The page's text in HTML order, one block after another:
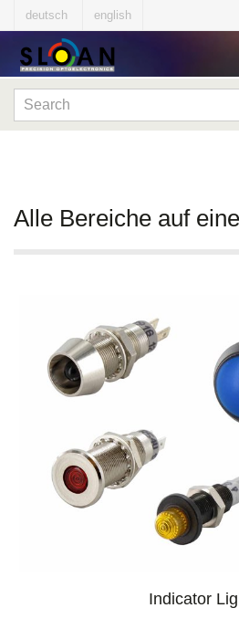
deutsch english
Alle Bereiche auf
Indicator